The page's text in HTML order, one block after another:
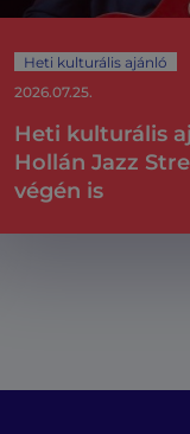
Heti kulturális ajánló
Heti kulturális
Hollán Jazz
végén is
2026.07.25.